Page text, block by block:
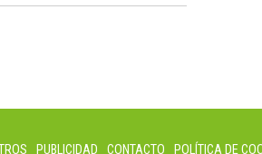
PUBLICIDAD CONTACTO POLÍTICA DE